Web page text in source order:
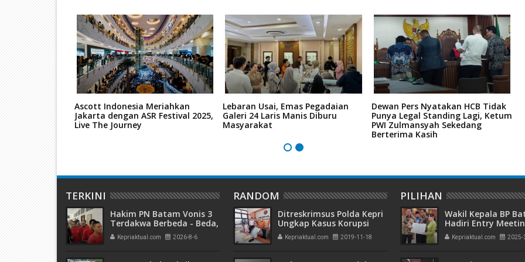
Ascott Indonesia Meriahkan
Jakarta dengan ASR Festival 2025,
Live The Journey
Lebaran Usai, Emas Pegadaian
Galeri 24 Laris Manis Diburu
Masyarakat
Dewan Pers Nyatakan HCB Tidak
Punya Legal Standing Lagi, Ketum
PWI Zulmansyah Sekedang
Berterima Kasih
TERKINI
Hakim PN Batam Vonis 3
Terdakwa Berbeda - Beda,
Fahrurazi Muazamsyah 8
Bulan, Azzah Azzurah dan
Kepriaktual.com 2026-8-6
RANDOM
Ditreskrimsus Polda Kepri
Ungkap Kasus Korupsi
Pengadaan Konstruksi
Bangunan Monumen
Kepriaktual.com 2019-11-18
PILIHAN
Wakil Kepala BP
Hadiri Entry
Komitmen
Pengelolaan
Kepriaktual.com 2025-